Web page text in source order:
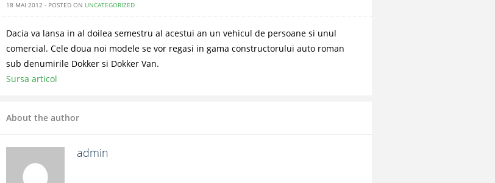
18 MAI 2012 - POSTED ON UNCATEGORIZED
Dacia va lansa in al doilea semestru al acestui an un vehicul de persoane si unul
comercial. Cele doua noi modele se vor regasi in gama constructorului auto roman
sub denumirile Dokker si Dokker Van.
Sursa articol
About the author
admin